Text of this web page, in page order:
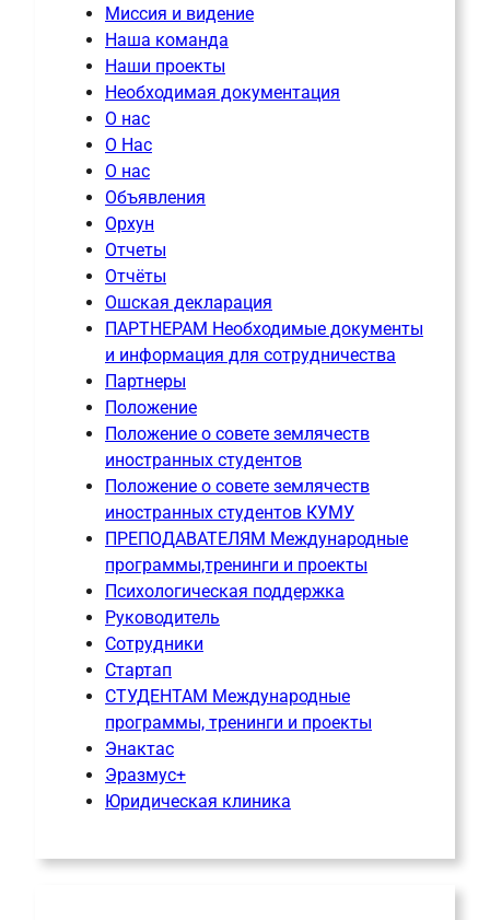
Миссия и видение
Наша команда
Наши проекты
Необходимая документация
О нас
О Нас
О нас
Объявления
Орхун
Отчеты
Отчёты
Ошская декларация
ПАРТНЕРАМ Необходимые документы
и информация для сотрудничества
Партнеры
Положение
Положение о совете землячеств
иностранных студентов
Положение о совете землячеств
иностранных студентов КУМУ
ПРЕПОДАВАТЕЛЯМ Международные
программы,тренинги и проекты
Психологическая поддержка
Руководитель
Сотрудники
Стартап
СТУДЕНТАМ Международные
программы, тренинги и проекты
Энактас
Эразмус+
Юридическая клиника